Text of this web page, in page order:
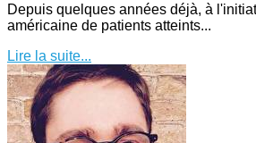
Depuis quelques années déjà, à
américaine de patients atteints...
Lire la suite...